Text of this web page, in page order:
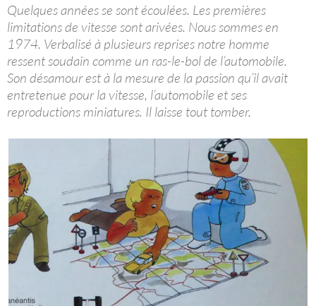
Quelques années se sont écoulées. Les premières
limitations de vitesse sont arivées. Nous sommes en
1974. Verbalisé à plusieurs reprises notre homme
ressent soudain comme un ras-le-bol de l’automobile.
Son désamour est à la mesure de la passion qu’il avait
entretenue pour la vitesse, l’automobile et ses
reproductions miniatures. Il laisse tout tomber.